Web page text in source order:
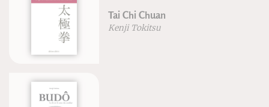
Tai Chi Chuan
Kenji Tokitsu